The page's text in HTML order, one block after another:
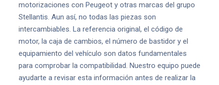
motorizaciones con Peugeot y otras marcas del grupo
Stellantis. Aun así, no todas las piezas son
intercambiables. La referencia original, el código de
motor, la caja de cambios, el número de bastidor y el
equipamiento del vehículo son datos fundamentales
para comprobar la compatibilidad. Nuestro equipo puede
ayudarte a revisar esta información antes de realizar la